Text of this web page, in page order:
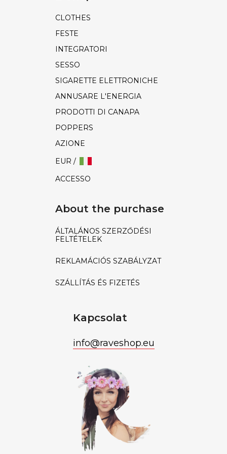
CLOTHES
FESTE
INTEGRATORI
SESSO
SIGARETTE ELETTRONICHE
ANNUSARE L'ENERGIA
PRODOTTI DI CANAPA
POPPERS
AZIONE
EUR /
ACCESSO
About the purchase
ÁLTALÁNOS SZERZŐDÉSI
FELTÉTELEK
REKLAMÁCIÓS SZABÁLYZAT
SZÁLLÍTÁS ÉS FIZETÉS
Kapcsolat
info@raveshop.eu